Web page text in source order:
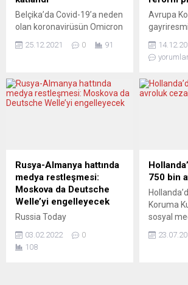
taşımasına artık müsamaha
edilmeyeceğini ve para
cezası uygulanacağını ilan
orak-
Belçika’da Covid-19’a neden
olan koronavirüsün Omicron
toplam vakalar içindeki payı,
varyantların dağılımını takip
eden laboratuvarın
yayılıyor ve bu hızla devam
etmesi halinde yeni yıla
kadar ülkede baskın
varyant...
25.12.2021 0 91
Avrupa
edilen
anlamına
ve insan
hedefliyor.
Rusya-Almanya hattında
medya restleşmesi:
Moskova da Deutsche
Welle’yi engelleyecek
Russia Today
yayınlarına getirilen engel,
Moskova’nın misillemesiyle
03.02.2022
0
108
750 bin
Koruma
sosyal
kişisel